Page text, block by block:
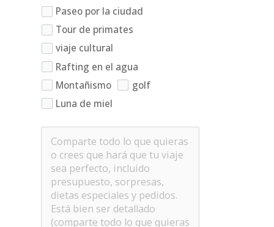
Paseo por la ciudad
Tour de primates
viaje cultural
Rafting en el agua
Montañismo
golf
Luna de miel